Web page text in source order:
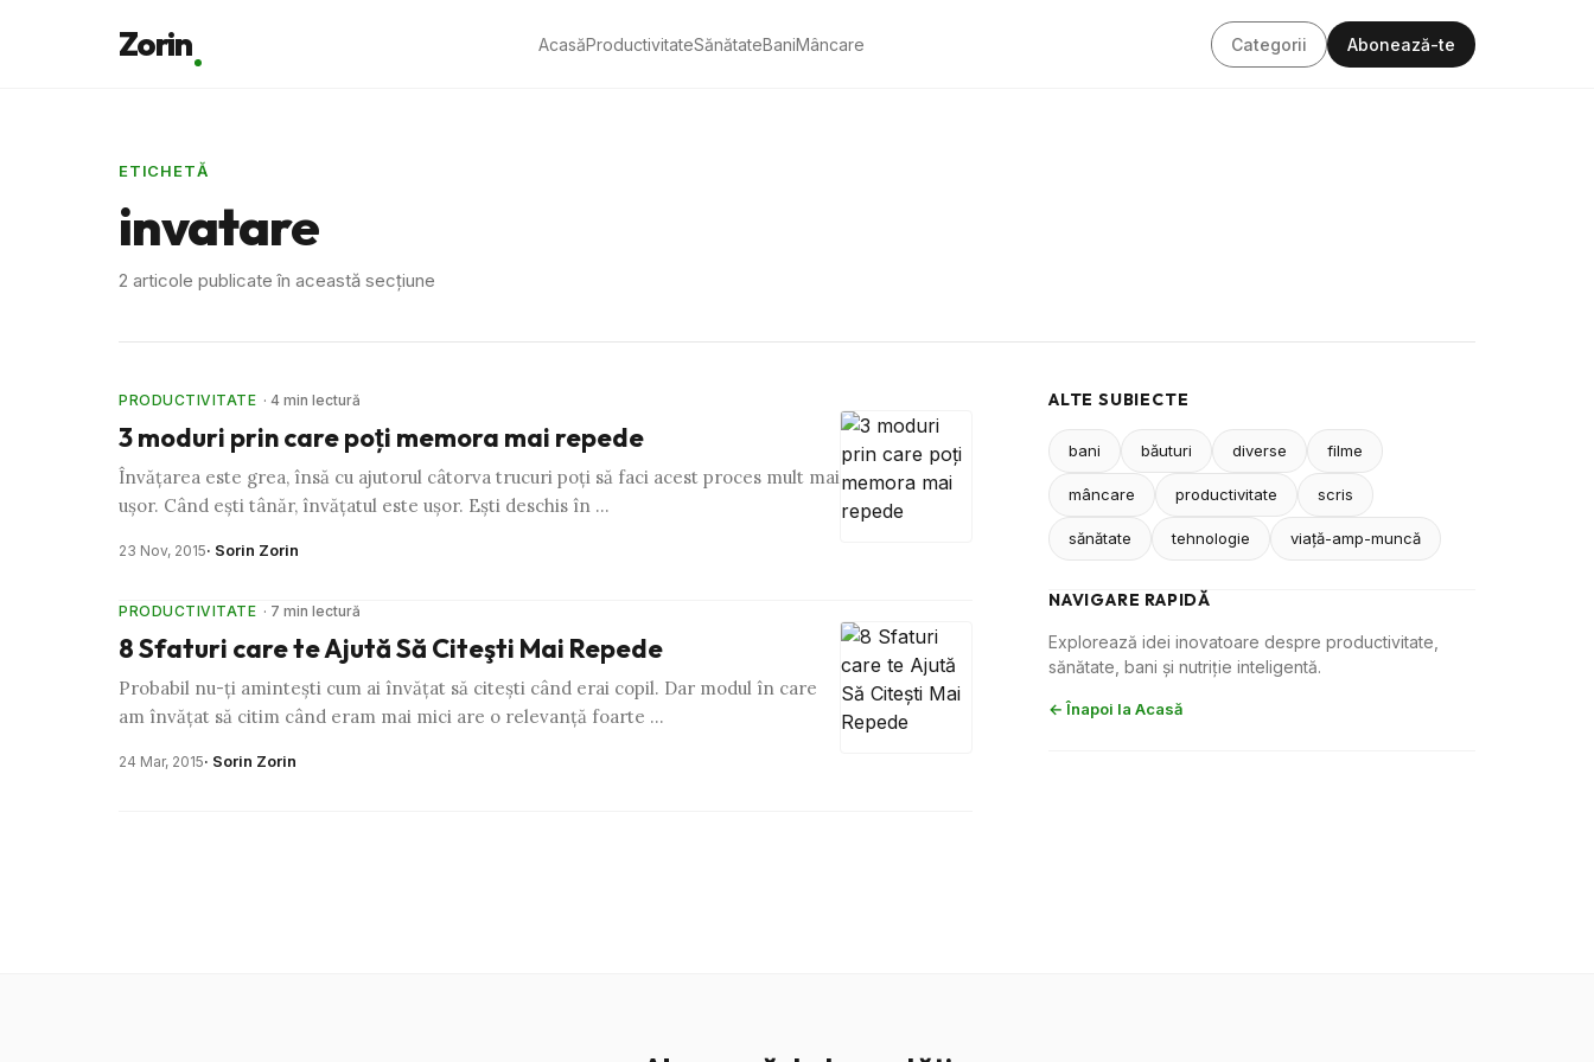
Zorin AcasăProductivitateSănătateBaniMâncare Categorii Abonează-te
ETICHETĂ
invatare
2 articole publicate în această secțiune
PRODUCTIVITATE · 4 min lectură
3 moduri prin care poţi memora mai repede
Învăţarea este grea, însă cu ajutorul câtorva trucuri poţi să faci acest proces mult mai
uşor. Când eşti tânăr, învăţatul este uşor. Eşti deschis în …
23 Nov, 2015· Sorin Zorin
PRODUCTIVITATE · 7 min lectură
8 Sfaturi care te Ajută Să Citeşti Mai Repede
Probabil nu-ţi aminteşti cum ai învăţat să citeşti când erai copil. Dar modul în care
am învăţat să citim când eram mai mici are o relevanţă foarte …
24 Mar, 2015· Sorin Zorin
ALTE SUBIECTE
bani băuturi diverse filme
mâncare productivitate scris
sănătate tehnologie viaţă-amp-muncă
NAVIGARE RAPIDĂ
Explorează idei inovatoare despre productivitate,
sănătate, bani și nutriție inteligentă.
← Înapoi la Acasă